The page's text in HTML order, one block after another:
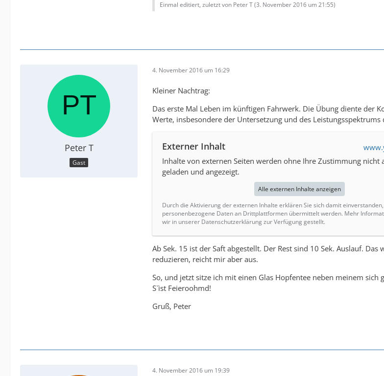
Einmal editiert, zuletzt von Peter T (3. November 2016 um 21:55)
Peter T
Gast
4. November 2016 um 16:29
Kleiner Nachtrag:
Das erste Mal Leben im künftigen Fahrwerk. Die Übung diente der
Werte, insbesondere der Untersetzung und des Leistungsspektrums
Externer Inhalt
Inhalte von externen Seiten werden ohne Ihre Zustimmung nicht
geladen und angezeigt.
Alle externen Inhalte anzeigen
Durch die Aktivierung der externen Inhalte erklären Sie sich damit
personenbezogene Daten an Drittplattformen übermittelt werden. Mehr
wir in unserer Datenschutzerklärung zur Verfügung gestellt.
Ab Sek. 15 ist der Saft abgestellt. Der Rest sind 10 Sek. Auslauf.
reduzieren, reicht mir aber aus.
So, und jetzt sitze ich mit einen Glas Hopfentee neben meinem sich
S`ìst Feieroohmd!
Gruß, Peter
4. November 2016 um 19:39